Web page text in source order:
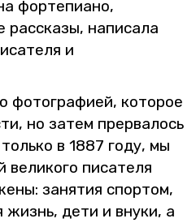
фор­те­пи­а­но,
рас­ска­зы, на­пи­са­ла
и
фо­то­гра­фи­ей, ко­то­рое
но затем пре­рва­лось
в 1887 году, мы
ве­ли­ко­го пи­са­те­ля
за­ня­тия спор­том,
жизнь, дети и внуки, а